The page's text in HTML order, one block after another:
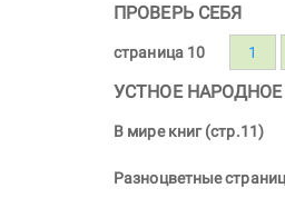
ПРОВЕРЬ СЕБЯ
страница 10 1
УСТНОЕ
В мире книг (стр.11)
Разноцветные